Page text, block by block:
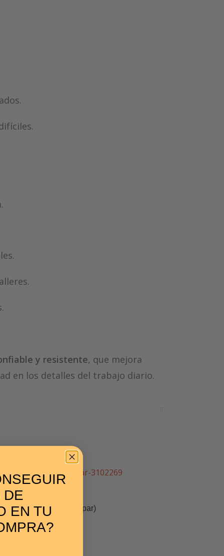
y resistente, que mejora
en los detalles del trabajo diario.
Mango para sirga (par)
6,99€
DE
EN TU